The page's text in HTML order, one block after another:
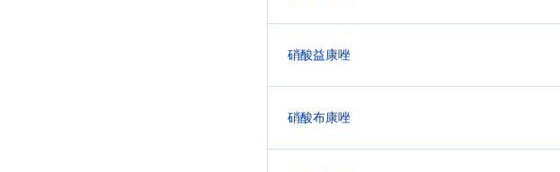
硝酸益康唑
硝酸布康唑